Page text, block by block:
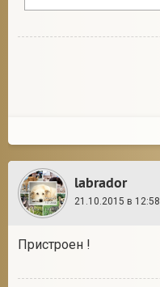
labrador
21.10.2015 в 12:58
Пристроен !